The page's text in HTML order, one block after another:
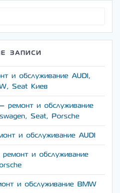
ЗАПИСИ
и обслуживание AUDI,
Seat Киев
ремонт и обслуживание
Seat, Porsche
и обслуживание AUDI
и обслуживание
и обслуживание BMW